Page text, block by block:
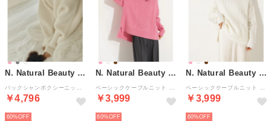
N. Natural Beauty Basic*
￥4,796
60%
N. Natural Beauty Basic*
￥3,999
60%
N. Natural Beauty Basic*
￥3,999
60%